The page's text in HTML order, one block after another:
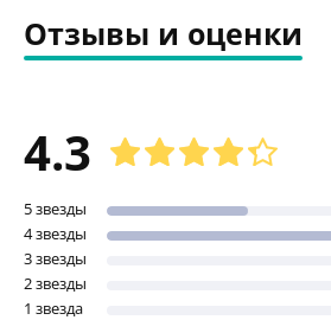
Отзывы и оценки
4.3
5 звезды
4 звезды
3 звезды
2 звезды
1 звезда